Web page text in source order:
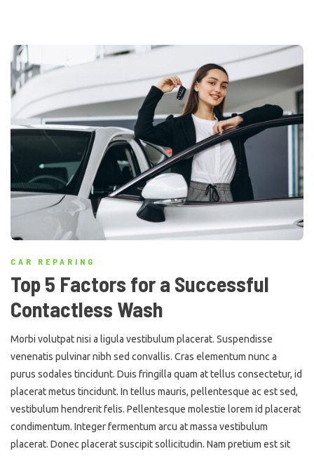
CAR REPARING
Top 5 Factors for a Successful
Contactless Wash
Morbi volutpat nisi a ligula vestibulum placerat. Suspendisse
venenatis pulvinar nibh sed convallis. Cras elementum nunc a
purus sodales tincidunt. Duis fringilla quam at tellus consectetur, id
placerat metus tincidunt. In tellus mauris, pellentesque ac est sed,
vestibulum hendrerit felis. Pellentesque molestie lorem id placerat
condimentum. Integer fermentum arcu at massa vestibulum
placerat. Donec placerat suscipit sollicitudin. Nam pretium est sit